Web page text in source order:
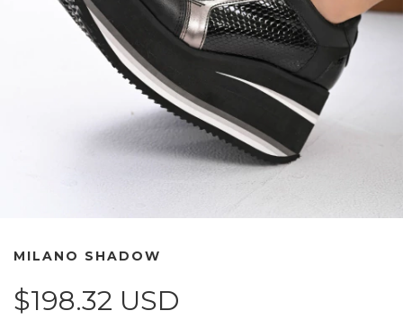
MILANO SHADOW
$198.32 USD